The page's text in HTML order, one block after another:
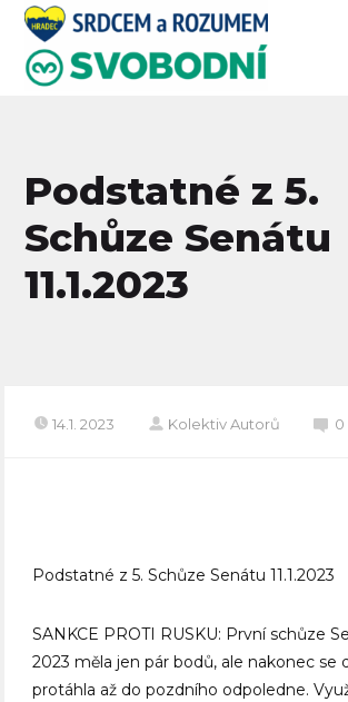
Podstatné z 5.
Schůze Senátu
11.1.2023
14.1. 2023 Kolektiv Autorů 0
Podstatné z 5. Schůze Senátu 11.1.2023
SANKCE PROTI RUSKU: První schůze
2023 měla jen pár bodů, ale nakonec se
protáhla až do pozdního odpoledne.